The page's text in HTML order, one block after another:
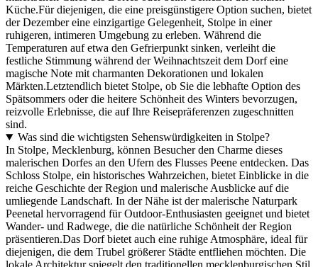
Küche.Für diejenigen, die eine preisgünstigere Option suchen, bietet
der Dezember eine einzigartige Gelegenheit, Stolpe in einer
ruhigeren, intimeren Umgebung zu erleben. Während die
Temperaturen auf etwa den Gefrierpunkt sinken, verleiht die
festliche Stimmung während der Weihnachtszeit dem Dorf eine
magische Note mit charmanten Dekorationen und lokalen
Märkten.Letztendlich bietet Stolpe, ob Sie die lebhafte Option des
Spätsommers oder die heitere Schönheit des Winters bevorzugen,
reizvolle Erlebnisse, die auf Ihre Reisepräferenzen zugeschnitten
sind.
Was sind die wichtigsten Sehenswürdigkeiten in Stolpe?
In Stolpe, Mecklenburg, können Besucher den Charme dieses
malerischen Dorfes an den Ufern des Flusses Peene entdecken. Das
Schloss Stolpe, ein historisches Wahrzeichen, bietet Einblicke in die
reiche Geschichte der Region und malerische Ausblicke auf die
umliegende Landschaft. In der Nähe ist der malerische Naturpark
Peenetal hervorragend für Outdoor-Enthusiasten geeignet und bietet
Wander- und Radwege, die die natürliche Schönheit der Region
präsentieren.Das Dorf bietet auch eine ruhige Atmosphäre, ideal für
diejenigen, die dem Trubel größerer Städte entfliehen möchten. Die
lokale Architektur spiegelt den traditionellen mecklenburgischen Stil